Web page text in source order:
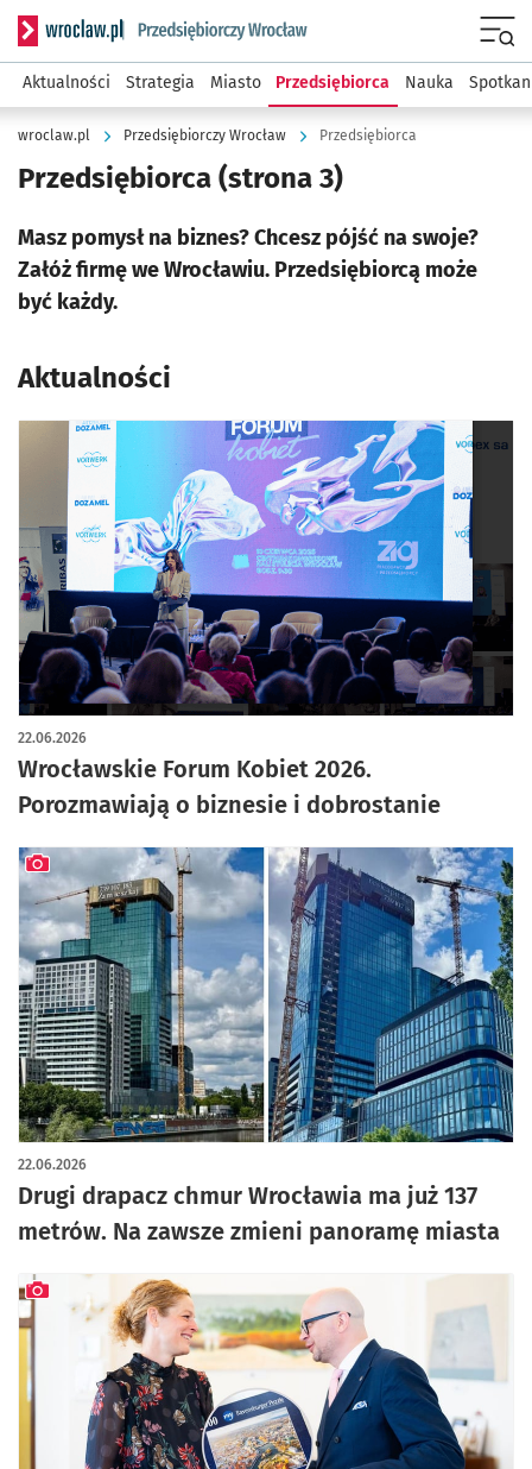
Serwis informacyjny wroclaw.pl podserwis: Strategia
Aktualności Strategia Miasto Przedsiębiorca Nauka
wroclaw.pl Przedsiębiorczy Wrocław Przedsiębiorca
Przedsiębiorca (strona 3)
Masz pomysł na biznes? Chcesz pójść na swoje?
Załóż firmę we Wrocławiu. Przedsiębiorcą może
być każdy.
Aktualności
Wrocławskie Forum Kobiet 2026.
Porozmawiają o biznesie i dobrostanie
22.06.2026
Drugi drapacz chmur Wrocławia ma już 137
metrów. Na zawsze zmieni panoramę miasta
22.06.2026
artykuł z galerią zdjęć